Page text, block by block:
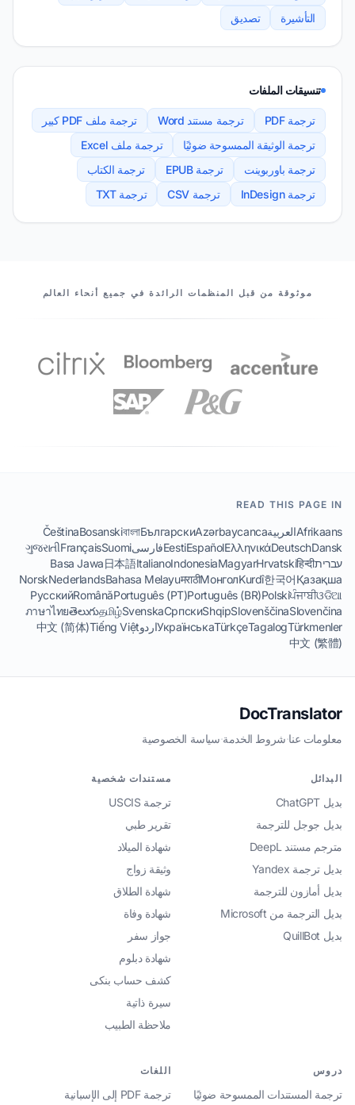
التأشيرة
تصديق
تنسيقات الملفات
ترجمة PDF ترجمة مستند Word
ترجمة ملف PDF كبير
ترجمة الوثيقة الممسوحة ضوئيًا
ترجمة ملف Excel
ترجمة باوربوينت
ترجمة EPUB
ترجمة الكتاب
ترجمة InDesign
ترجمة CSV ترجمة TXT
موثوقة من قبل المنظمات الرائدة في جميع أنحاء العالم
READ THIS PAGE IN
AfrikaansالعربيةAzərbaycanca
Български
বাংলা
Bosanski
Čeština
Dansk
Deutsch
Ελληνικά
Español
EestiفارسیSuomi
Français
ગુજરાતી
עבריתहिन्दी
Hrvatski
Magyar
Indonesia
Italiano
日本語
Basa Jawa
Қазақша
한국어
Kurdî
Монгол
मराठी
Bahasa Melayu
Nederlands
Norsk
ଓଡିଆ
ਪੰਜਾਬੀ
Polski
Português (BR)
Português (PT)
Română
Русский
Slovenčina
Slovenščina
Shqip
Српски
Svenska
தமிழ்
తెలుగు
ภาษาไทย
Türkmenler
Tagalog
Türkçe
УкраїнськаاردوTiếng Việt
中文 (简体)
中文 (繁體)
DocTranslator
معلومات عنا·شروط الخدمة·سياسة الخصوصية
البدائل
بديل ChatGPT
بديل جوجل للترجمة
مترجم مستند DeepL
بديل ترجمة Yandex
بديل أمازون للترجمة
بديل الترجمة من Microsoft
بديل QuillBot
مستندات شخصية
ترجمة USCIS
تقرير طبي
شهادة الميلاد
وثيقة زواج
شهادة الطلاق
شهادة وفاة
جواز سفر
شهادة دبلوم
كشف حساب بنكى
سيرة ذاتية
ملاحظة الطبيب
دروس
ترجمة المستندات الممسوحة ضوئيًا
اللغات
ترجمة PDF إلى الإسبانية